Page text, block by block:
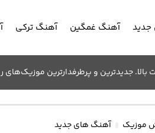
آهنگ غمگین آهنگ ترکی
جدیدترین و پرطرفدارترین موزیک‌های
موزیک آهنگ های جدید